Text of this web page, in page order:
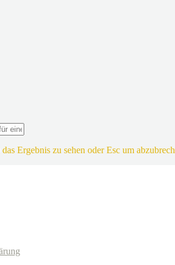
Ergebnis zu sehen oder Esc um